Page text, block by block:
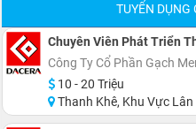
TUYỂN DỤNG
Chuyên Viên Phát Triển
Công Ty Cổ Phần Gạch
10 - 20 Triệu
Thanh Khê, Khu Vực Lân Cận Đà